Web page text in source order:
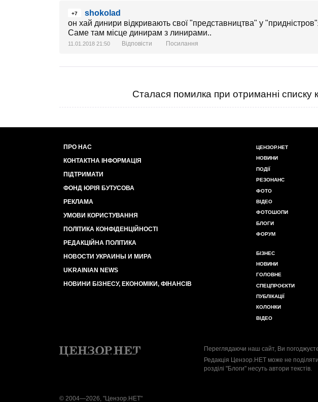
+7
shokolad
он хай динири відкривають свої "представництва" у
Саме там місце динирам з линирами..
11.01.2018 21:50 Відповісти Посилання
Сталася помилка при отриманні списку
ПРО НАС
КОНТАКТНА ІНФОРМАЦІЯ
ПІДТРИМАТИ
ФОНД ЮРІЯ БУТУСОВА
РЕКЛАМА
УМОВИ КОРИСТУВАННЯ
ПОЛІТИКА КОНФІДЕНЦІЙНОСТІ
РЕДАКЦІЙНА ПОЛІТИКА
НОВОСТИ УКРАИНЫ И МИРА
UKRAINIAN NEWS
НОВИНИ БІЗНЕСУ, ЕКОНОМІКИ, ФІНАНСІВ
ЦЕНЗОР.НЕТ
НОВИНИ
ПОДІЇ
РЕЗОНАНС
ФОТО
ВІДЕО
ФОТОШОПИ
БЛОГИ
ФОРУМ
БІЗНЕС
НОВИНИ
ГОЛОВНЕ
СПЕЦПРОЄКТИ
ПУБЛІКАЦІЇ
КОЛОНКИ
ВІДЕО
Переглядаючи наш сайт, Ви
Редакція Цензор.НЕТ може не поділяти
розділі "Блоги" несуть автори текстів.
© 2004—2026, "Цензор.НЕТ"